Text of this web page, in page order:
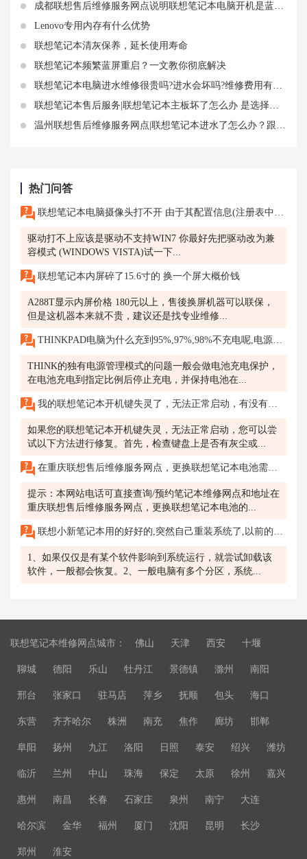
成都联想售后维修服务网点说明联想笔记本电脑开机是蓝屏什么都不显示桌面看不到任何
Lenovo专用内存有什么优势
联想笔记本清灰保养，延长使用寿命
联想笔记本频繁蓝屏重启？一文教你彻底解决
联想笔记本电脑进水维修很贵吗?进水会坏吗?维修费用有多高？
联想笔记本售后服务|联想笔记本主板坏了怎么办 是选择修理还是选择更换
温州联想售后维修服务网点|联想笔记本进水了怎么办？跟着这个教程，你的电脑还有救
热门问答
联想笔记本电脑摄像头打不开 由于其配置信息(注册表中的)不完整或已破损找不到rehedit
驱动打不上应该是驱动不支持WIN7 你最好先把驱动改为兼
容模式 (WINDOWS VISTA)试一下...
联想笔记本内屏碎了15.6寸的 换一个屏大概价钱
A288T显示内屏价格 180元以上，售後换屏机器可以联保，
但是这机器本来就不贵，建议还是找专业维修...
THINKPAD电脑为什么充到95%,97%,98%不充电呢,电源已打通
THINK的独有电源管理模式的问题一般会做电池充电保护，
在电池充电到指定比例后停止充电，并保持电池在...
我的联想笔记本开机键失灵了，无法正常启动，有没有简单的修复方法？南通有联想售后维修服务网点吗？
如果您的联想笔记本开机键失灵，无法正常启动，您可以尝
试以下方法进行修复。首先，检查键盘上是否有灰尘或...
在重庆联想售后维修服务网点，更换联想笔记本电池需要多少钱?
提示：本网站电话可直接查询/预约笔记本维修网点和地址在
重庆联想售后维修服务网点，更换联想笔记本电池的...
联想小新笔记本用的好好的,突然自己重装系统了,以前的东西啥都没有了为什么,还有想恢复的话怎么办呢
1、如果仅仅是有某个软件影响到系统运行，就尝试卸载该
软件，一般都会恢复。2、一般电脑有多个分区，系统...
联想笔记本维修网点城市： 佛山 天津 西安 十堰
聊城 德阳 乐山 牡丹江 景德镇 滁州 南阳
邢台 张家口 驻马店 萍乡 抚顺 包头 海口
东营 齐齐哈尔 株洲 南充 焦作 廊坊 邯郸
阜阳 扬州 九江 洛阳 日照 泰安 绍兴 潍坊
临沂 兰州 中山 珠海 保定 太原 徐州 嘉兴
惠州 南昌 长春 石家庄 泉州 南宁 大连
哈尔滨 金华 福州 厦门 沈阳 昆明 长沙
郑州 淮安